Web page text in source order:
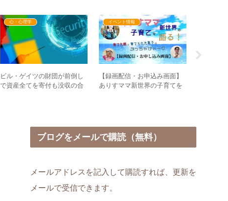
心・心理学
ビル・ゲイツの財団が前倒し
で資産全てを寄付も没収の合
イベント情報
【録画配信・お申込み画面】
ありすママ新世界の子育てを
ブログをメールで購読（無料）
メールアドレスを記入して購読すれば、更新を
メールで受信できます。